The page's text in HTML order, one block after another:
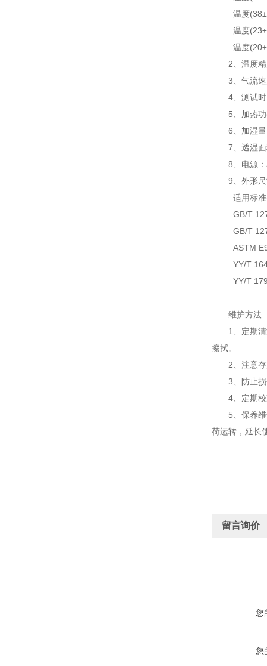
温度
温度
温度
2、温度精
3、气流速
4、测试时
5、加热功
6、加湿量
7、透湿面
8、电源：
9、外形尺
适用标准(
GB/T
GB/T
ASTM E96-
YY/T 1642-
YY/T 1799-
维护方法
1、定期清洁
擦拭。
2、注意存放
3、防止损伤
4、定期校
5、保养维修
荷运转，延长
留言询价
您
您